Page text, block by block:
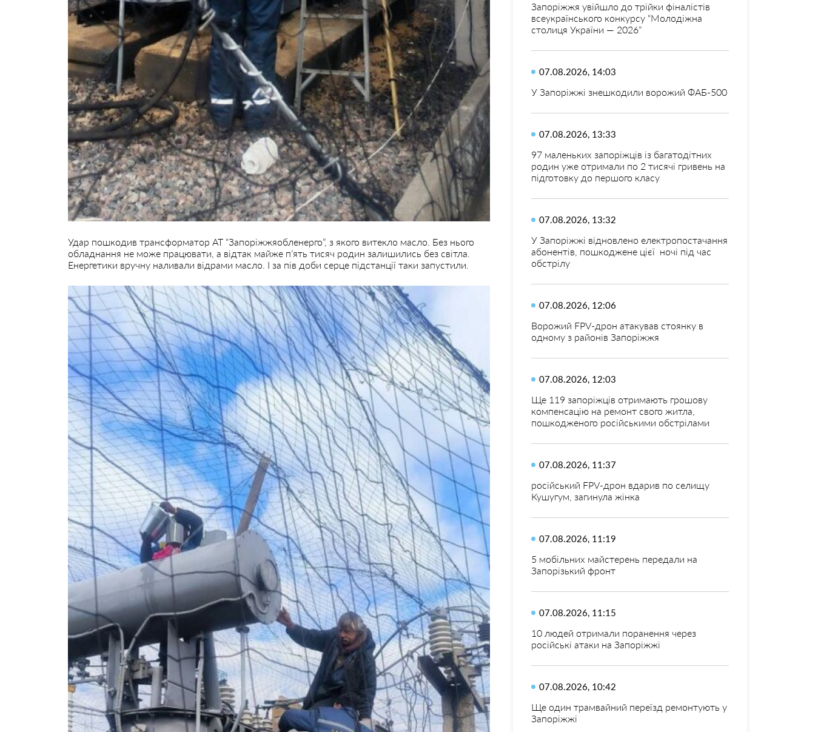
Удар пошкодив трансформатор АТ “Запоріжжяобленерго”, з якого витекло масло. Без нього
обладнання не може працювати, а відтак майже п’ять тисяч родин залишились без світла.
Енергетики вручну наливали відрами масло. І за пів доби серце підстанції таки запустили.
Запоріжжя увійшло до трійки фіналістів
всеукраїнського конкурсу “Молодіжна
столиця України — 2026”
07.08.2026, 14:03
У Запоріжжі знешкодили ворожий ФАБ-500
07.08.2026, 13:33
97 маленьких запоріжців із багатодітних
родин уже отримали по 2 тисячі гривень на
підготовку до першого класу
07.08.2026, 13:32
У Запоріжжі відновлено електропостачання
абонентів, пошкоджене цієї ночі під час
обстрілу
07.08.2026, 12:06
Ворожий FPV-дрон атакував стоянку в
одному з районів Запоріжжя
07.08.2026, 12:03
Ще 119 запоріжців отримають грошову
компенсацію на ремонт свого житла,
пошкодженого російськими обстрілами
07.08.2026, 11:37
російський FPV-дрон вдарив по селищу
Кушугум, загинула жінка
07.08.2026, 11:19
5 мобільних майстерень передали на
Запорізький фронт
07.08.2026, 11:15
10 людей отримали поранення через
російські атаки на Запоріжжі
07.08.2026, 10:42
Ще один трамвайний переїзд ремонтують у
Запоріжжі